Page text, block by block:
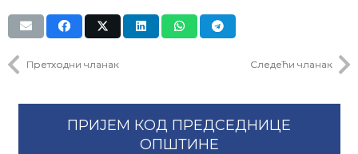
Претходни чланак Следећи чланак
ПРИЈЕМ КОД ПРЕДСЕДНИЦЕ
ОПШТИНЕ